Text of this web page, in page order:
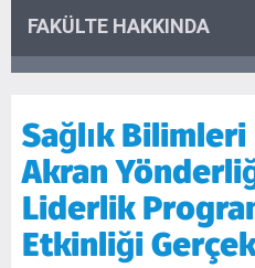
FAKÜLTE HAKKINDA
Sağlık
Akran
Liderlik
Etkinliği